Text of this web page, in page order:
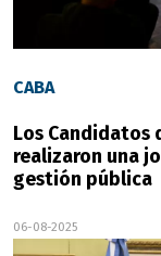
CABA
Los Candidatos
realizaron una
gestión pública
06-08-2025